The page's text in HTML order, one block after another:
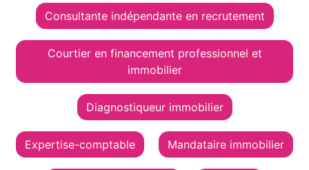
Consultante indépendante en recrutement
Courtier en financement professionnel et
immobilier
Diagnostiqueur immobilier
Expertise-comptable Mandataire immobilier